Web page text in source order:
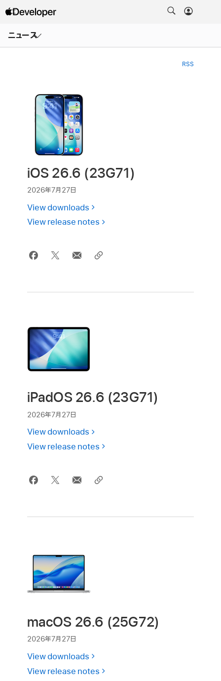
ニュース
ー
RSS
iOS 26.6 (23G71)
2026年7月27日
View downloads
View release notes
iPadOS 26.6 (23G71)
2026年7月27日
View downloads
View release notes
macOS 26.6 (25G72)
2026年7月27日
View downloads
View release notes